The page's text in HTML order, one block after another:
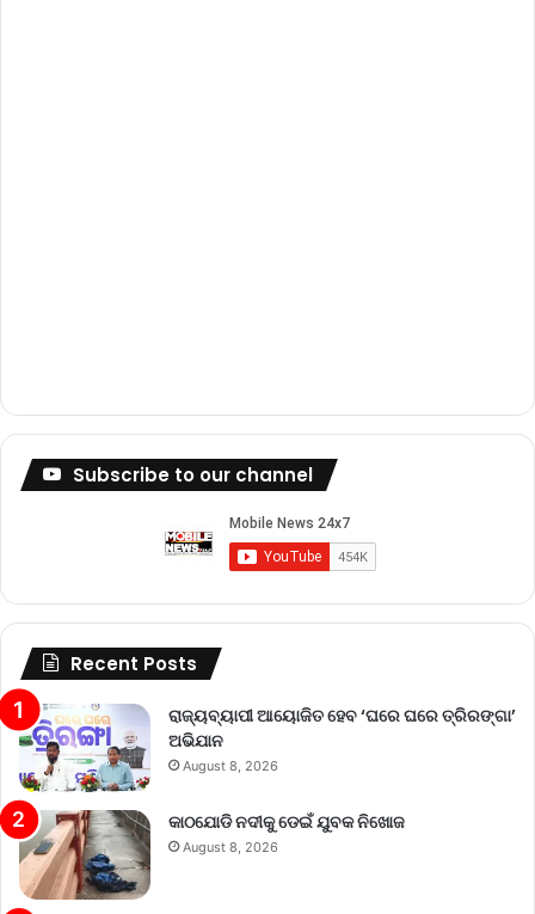
Subscribe to our channel
Recent Posts
ରାଜ୍ୟବ୍ୟାପୀ ଆୟୋଜିତ ହେବ ‘ଘରେ ଘରେ ତ୍ରିରଙ୍ଗା’
ଅଭିଯାନ
August 8, 2026
କାଠଯୋଡି ନଦୀକୁ ଡେଇଁ ଯୁବକ ନିଖୋଜ
August 8, 2026